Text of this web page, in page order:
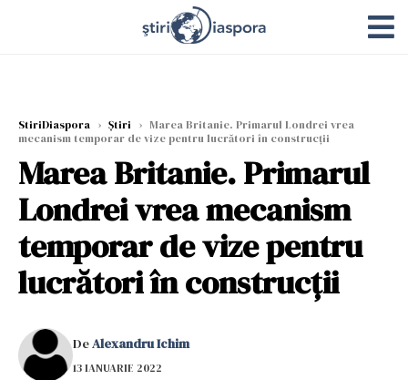
StiriDiaspora › Știri › Marea Britanie. Primarul Londrei vrea
mecanism temporar de vize pentru lucrători în construcţii
Marea Britanie. Primarul
Londrei vrea mecanism
temporar de vize pentru
lucrători în construcţii
DeAlexandru Ichim
13 IANUARIE 2022